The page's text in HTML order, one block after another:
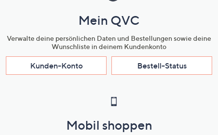
Mein QVC
Verwalte deine persönlichen Daten und Bestellungen sowie deine
Wunschliste in deinem Kundenkonto
Kunden-Konto Bestell-Status
Mobil shoppen